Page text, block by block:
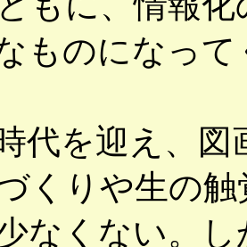
ものになっ
代を迎え、図
くりや生の
なくない。